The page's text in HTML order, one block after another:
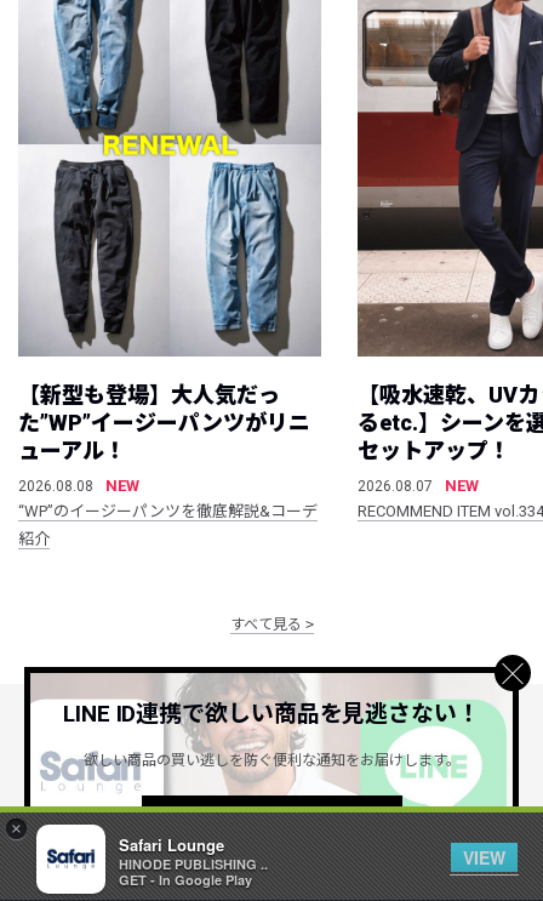
×
Safari Lounge
HINODE PUBLISHING ..
GET - In Google Play
VIEW
【新型も登場】大人気だっ
た”WP”イージーパンツがリニ
ューアル！
2026.08.08
NEW
“WP”のイージーパンツを徹底解説&コーデ
紹介
【吸水速乾、UV
るetc.】シーンを
セットアップ！
2026.08.07
NEW
RECOMMEND ITEM vol.334
すべて見る
公式SNSアカウント
LINE ID連携で欲しい商品を見逃さない！
欲しい商品の買い逃しを防ぐ便利な通知をお届けします。
詳しくはこちら ＞